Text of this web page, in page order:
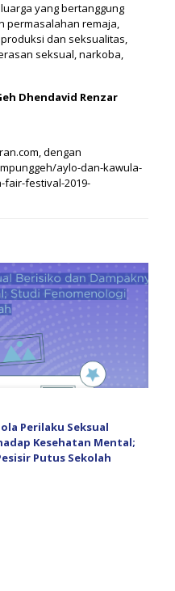
yang bertanggung
permasalahan remaja,
dan seksualitas,
seksual, narkoba,
Dhendavid Renzar
dengan
aylo-dan-kawula-
fair-festival-2019-
Perilaku Seksual
Kesehatan Mental;
Putus Sekolah